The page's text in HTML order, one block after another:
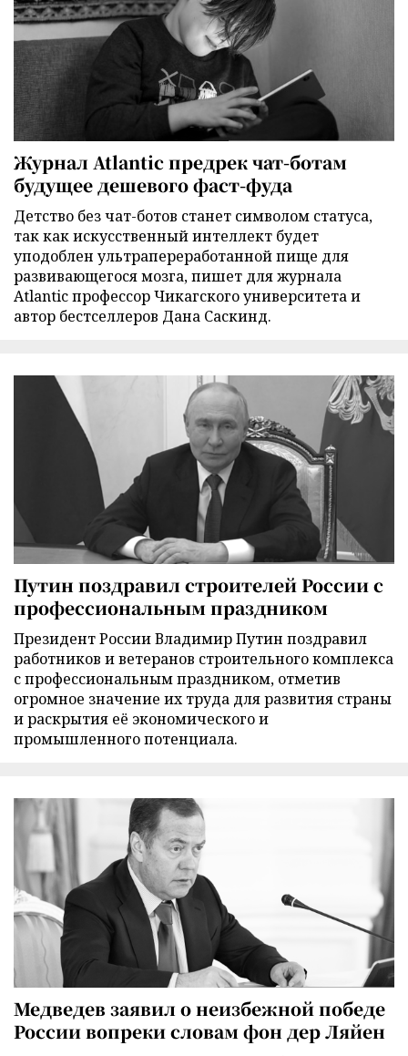
Журнал Atlantic предрек чат-ботам
будущее дешевого фаст-фуда
Детство без чат-ботов станет символом статуса,
так как искусственный интеллект будет
уподоблен ультрапереработанной пище для
развивающегося мозга, пишет для журнала
Atlantic профессор Чикагского университета и
автор бестселлеров Дана Саскинд.
Путин поздравил строителей России с
профессиональным праздником
Президент России Владимир Путин поздравил
работников и ветеранов строительного комплекса
с профессиональным праздником, отметив
огромное значение их труда для развития страны
и раскрытия её экономического и
промышленного потенциала.
Медведев заявил о неизбежной победе
России вопреки словам фон дер Ляйен